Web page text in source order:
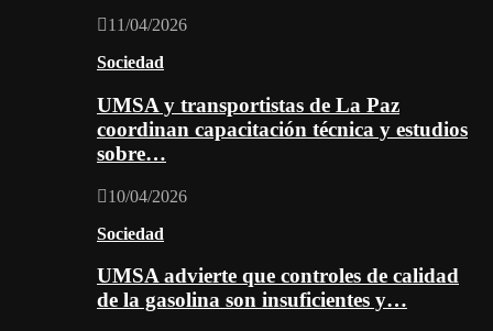
11/04/2026
Sociedad
UMSA y transportistas de La Paz
coordinan capacitación técnica y estudios
sobre…
10/04/2026
Sociedad
UMSA advierte que controles de calidad
de la gasolina son insuficientes y…